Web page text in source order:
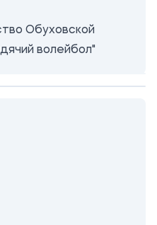
Обуховской
волейбол"